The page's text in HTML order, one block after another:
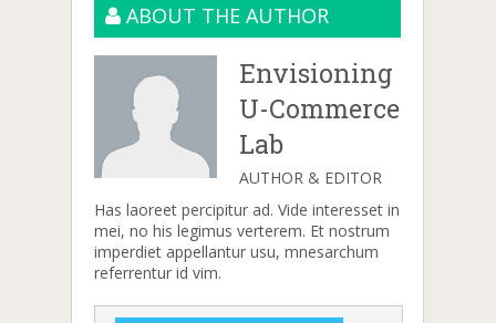
ABOUT THE AUTHOR
Envisioning
U-Commerce
Lab
AUTHOR & EDITOR
Has laoreet percipitur ad. Vide interesset in
mei, no his legimus verterem. Et nostrum
imperdiet appellantur usu, mnesarchum
referrentur id vim.